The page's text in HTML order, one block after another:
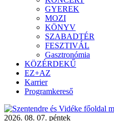
GYEREK
MOZI
KÖNYV
SZABADTÉR
FESZTIVÁL
Gasztronómia
KÖZÉRDEKŰ
EZ+AZ
Karrier
Programkereső
2026. 08. 07. péntek